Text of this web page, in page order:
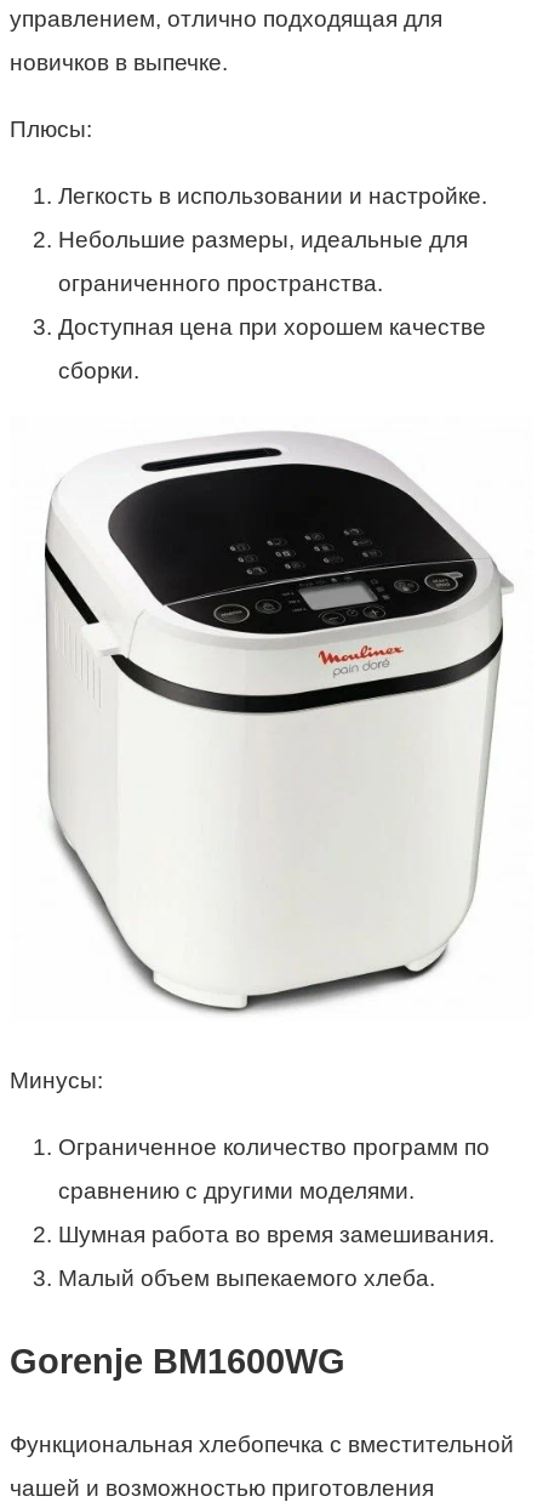
управлением, отлично подходящая для
новичков в выпечке.
Плюсы:
Легкость в использовании и настройке.
Небольшие размеры, идеальные для
ограниченного пространства.
Доступная цена при хорошем качестве
сборки.
Минусы:
Ограниченное количество программ по
сравнению с другими моделями.
Шумная работа во время замешивания.
Малый объем выпекаемого хлеба.
Gorenje BM1600WG
Функциональная хлебопечка с вместительной
чашей и возможностью приготовления